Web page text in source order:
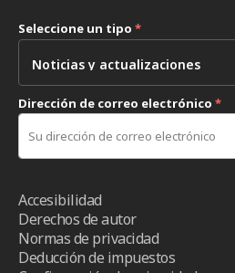
Seleccione un tipo *
Dirección de correo electrónico *
Accesibilidad
Derechos de autor
Normas de privacidad
Deducción de impuestos